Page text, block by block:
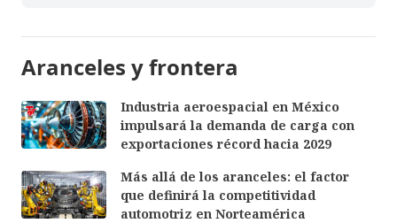
Aranceles y frontera
Industria aeroespacial en México
impulsará la demanda de carga con
exportaciones récord hacia 2029
Más allá de los aranceles: el factor
que definirá la competitividad
automotriz en Norteamérica